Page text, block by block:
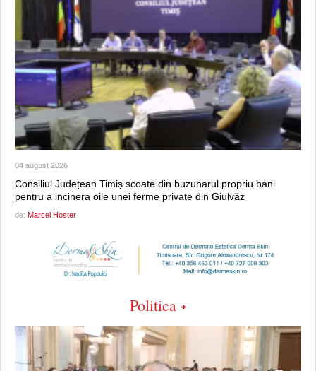
04 august 2026
Consiliul Județean Timiș scoate din buzunarul propriu bani
pentru a incinera oile unei ferme private din Giulvăz
de: Marcel Hoster
Politica